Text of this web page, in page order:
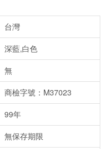
台灣
深藍,白色
無
商檢字號：M37023
99年
無保存期限